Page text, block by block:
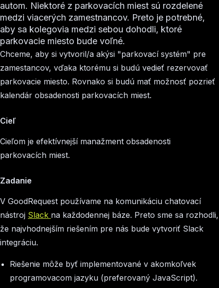
autom. Niektoré z parkovacích miest sú rozdelené
medzi viacerých zamestnancov. Preto je potrebné,
aby sa kolegovia medzi sebou dohodli, ktoré
parkovacie miesto bude voľné.
Chceme, aby si vytvoril/a akýsi "parkovací systém" pre
zamestancov, vďaka ktorému si budú vedieť rezervovať
parkovacie miesto. Rovnako si budú mať možnosť pozrieť
kalendár obsadenosti parkovacích miest.
Cieľ
Cieľom je efektívnejší manažment obsadenosti
parkovacích miest.
Zadanie
V GoodRequest používame na komunikáciu chatovací
nástroj Slack na každodennej báze. Preto sme sa rozhodli,
že najvhodnejším riešením pre nás bude vytvoriť Slack
integráciu.
Riešenie môže byť implementované v akomkoľvek
programovacom jazyku (preferovaný JavaScript).